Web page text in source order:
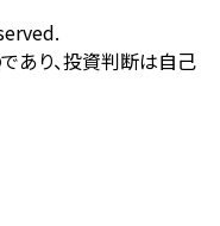
あり、投資判断は自己